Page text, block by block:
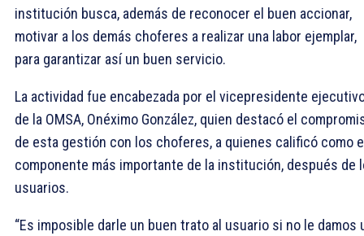
institución busca, además de reconocer el buen accionar,
motivar a los demás choferes a realizar una labor ejemplar,
para garantizar así un buen servicio.
La actividad fue encabezada por el vicepresidente
de la OMSA, Onéximo González, quien destacó el
de esta gestión con los choferes, a quienes calificó como
componente más importante de la institución, después de
usuarios.
“Es imposible darle un buen trato al usuario si no le damos